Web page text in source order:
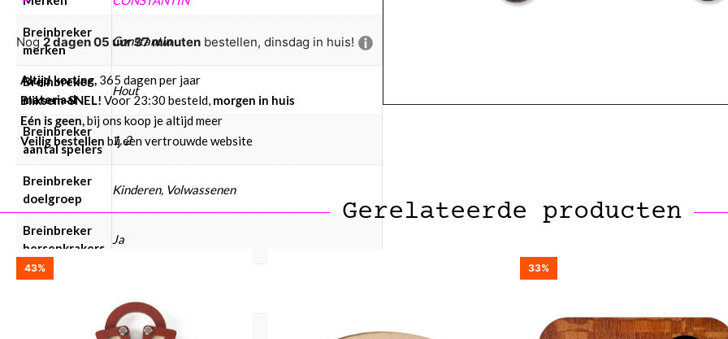
Breinbreker
merken
Constantin
Breinbreker
materiaal
Hout
Breinbreker
aantal spelers
1, 2
Breinbreker
doelgroep
Kinderen, Volwassenen
Breinbreker
hersenkrakers
Ja
Breinbreker
Nog2 dagen 05 uur 37 minuten bestellen, dinsdag in huis!
Altijd korting, 365 dagen per jaar
Bliksem-SNEL! Voor 23:30 besteld, morgen in huis
Eén is geen,bij ons koop je altijd meer
Veilig bestellen bij een vertrouwde website
Gerelateerde producten
43% 33%